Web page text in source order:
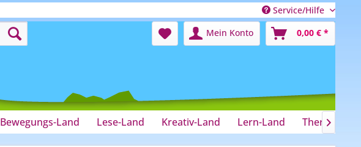
Service/Hilfe
Mein Konto
0,00 € *
Bewegungs-Land Lese-Land Kreativ-Land Lern-Land Therapie-
